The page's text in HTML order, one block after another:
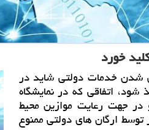
خورد
شدن خدمات دولتی شاید در
اتفاقی كه در نمایشگاه
در جهت رعایت موازین محیط
ارگان های دولتی ممنوع